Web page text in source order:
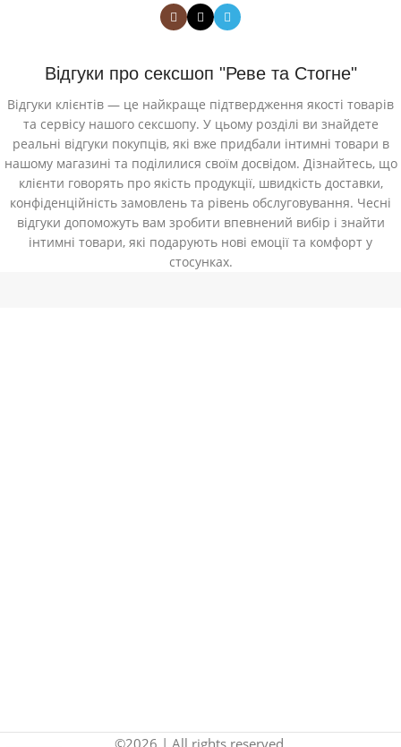
Відгуки про сексшоп "Реве та Стогне"
Відгуки клієнтів — це найкраще підтвердження якості товарів
та сервісу нашого сексшопу. У цьому розділі ви знайдете
реальні відгуки покупців, які вже придбали інтимні товари в
нашому магазині та поділилися своїм досвідом. Дізнайтесь, що
клієнти говорять про якість продукції, швидкість доставки,
конфіденційність замовлень та рівень обслуговування. Чесні
відгуки допоможуть вам зробити впевнений вибір і знайти
інтимні товари, які подарують нові емоції та комфорт у
стосунках.